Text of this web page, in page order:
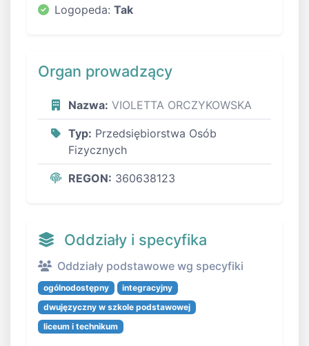
Logopeda: Tak
Organ prowadzący
Nazwa: VIOLETTA ORCZYKOWSKA
Typ: Przedsiębiorstwa Osób
Fizycznych
REGON: 360638123
Oddziały i specyfika
Oddziały podstawowe wg specyfiki
ogólnodostępny
integracyjny
dwujęzyczny w szkole podstawowej
liceum i technikum